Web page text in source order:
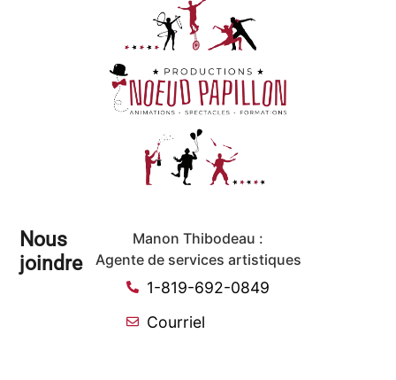
Nous
joindre
Manon Thibodeau :
Agente de services artistiques
1-819-692-0849
Courriel